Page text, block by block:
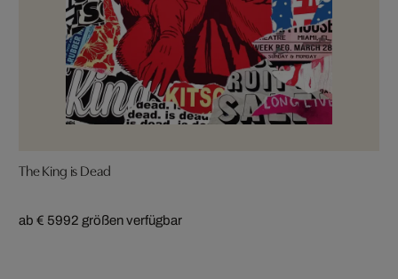
The King is Dead
ab € 5992 größen verfügbar